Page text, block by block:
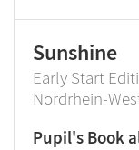
Sunshine
Early Start
Nordrhein-
Pupil's Book